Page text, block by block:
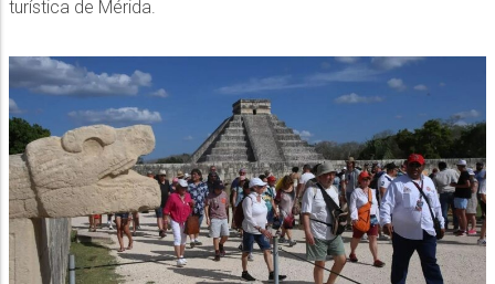
turística de Mérida.